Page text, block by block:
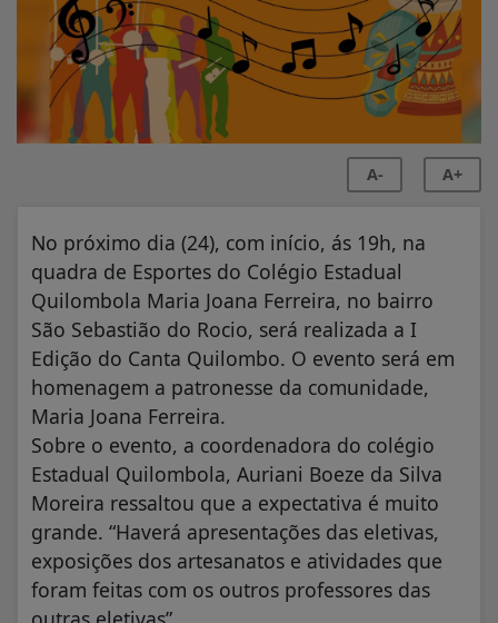
A- A+
No próximo dia (24), com início, ás 19h, na
quadra de Esportes do Colégio Estadual
Quilombola Maria Joana Ferreira, no bairro
São Sebastião do Rocio, será realizada a I
Edição do Canta Quilombo. O evento será em
homenagem a patronesse da comunidade,
Maria Joana Ferreira.
Sobre o evento, a coordenadora do colégio
Estadual Quilombola, Auriani Boeze da Silva
Moreira ressaltou que a expectativa é muito
grande. “Haverá apresentações das eletivas,
exposições dos artesanatos e atividades que
foram feitas com os outros professores das